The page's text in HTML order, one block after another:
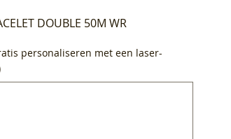
DOUBLE 50M WR
personaliseren met een laser-